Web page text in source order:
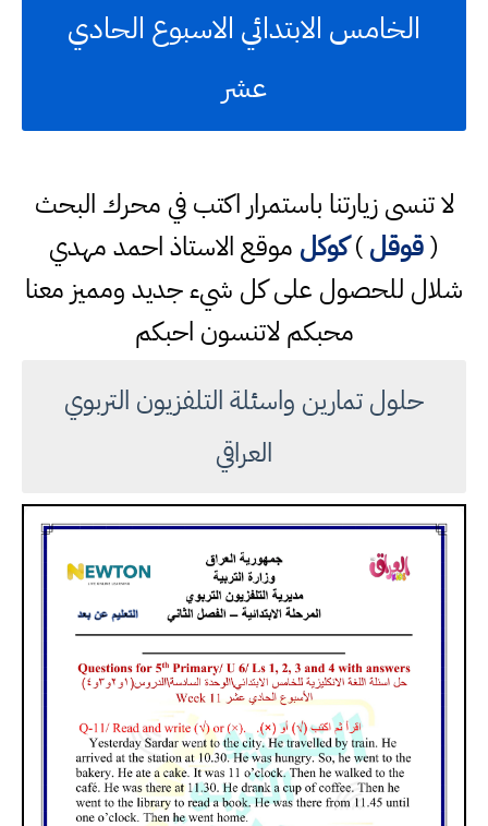
الخامس الابتدائي الاسبوع الحادي
عشر
لا تنسى زيارتنا باستمرار اكتب في محرك البحث
(قوقل)كوكل موقع الاستاذ احمد مهدي
شلال للحصول على كل شيء جديد ومميز معنا
محبكم لاتنسون احبكم
حلول تمارين واسئلة التلفزيون التربوي
العراقي